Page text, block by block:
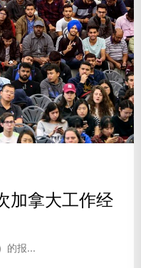
加拿大工作经
的报...